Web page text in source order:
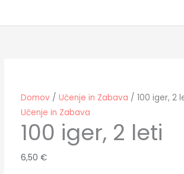
Domov/ Učenje in Zabava / 100 iger, 2
Učenje in Zabava
100 iger, 2 leti
6,50 €
količina